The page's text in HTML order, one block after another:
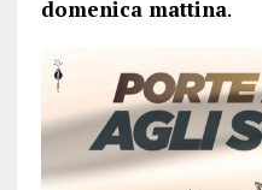
domenica mattina.